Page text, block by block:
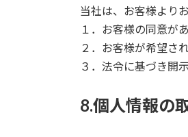
当社は、お客様より
１．お客様の同意が
２．お客様が希望さ
３．法令に基づき開
8.個人情報の